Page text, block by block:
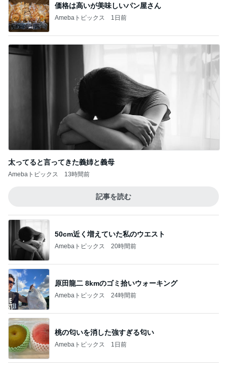
太ってると言ってきた義姉と義母
13時間前
記事を読む
50cm近く増えていた私のウエスト
Amebaトピックス 20時間前
Amebaトピックス 24時間前
桃の匂いを消した強すぎる匂い
Amebaトピックス 1日前
テストはできても評価されない現実
Amebaトピックス 1日前